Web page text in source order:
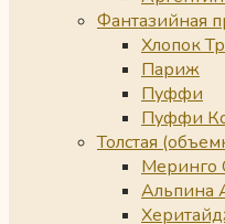
Фантазийная
Хлопок
Париж
Пуффи
Пуффи
Толстая
Меринго
Альпина